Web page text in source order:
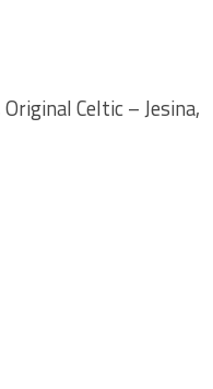
Celtic – Jesina,